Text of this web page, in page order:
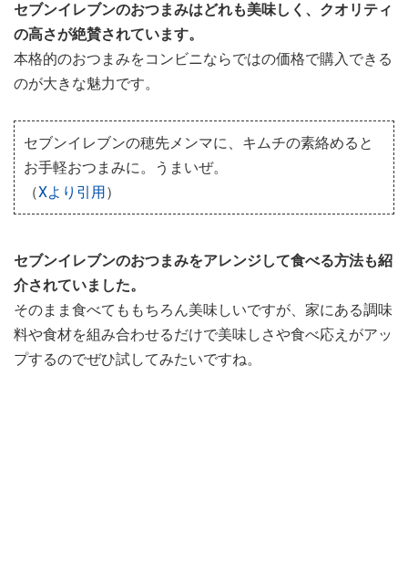
セブンイレブンのおつまみはどれも美味しく、クオリティ
の高さが絶賛されています。
本格的のおつまみをコンビニならではの価格で購入できる
のが大きな魅力です。
セブンイレブンの穂先メンマに、キムチの素絡めると
お手軽おつまみに。うまいぜ。
（Xより引用 ）
セブンイレブンのおつまみをアレンジして食べる方法も紹
介されていました。
そのまま食べてももちろん美味しいですが、家にある調味
料や食材を組み合わせるだけで美味しさや食べ応えがアッ
プするのでぜひ試してみたいですね。